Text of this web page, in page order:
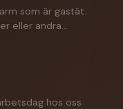
oss!
som är gastät.
eller andra
är denna ett
hos oss